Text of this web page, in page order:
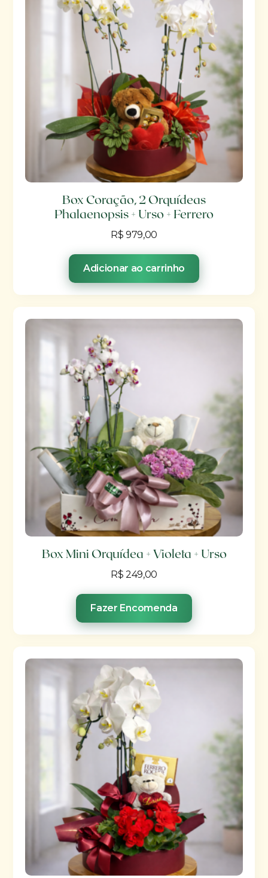
Box Coração, 2 Orquídeas
Phalaenopsis + Urso + Ferrero
R$ 979,00
Adicionar ao carrinho
Box Mini Orquídea + Violeta + Urso
R$ 249,00
Fazer Encomenda